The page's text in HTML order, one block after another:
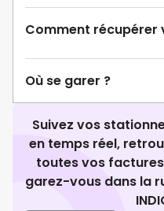
Comment récupérer
Où se garer ?
Suivez vos
en temps réel,
toutes vos
garez-vous dans la